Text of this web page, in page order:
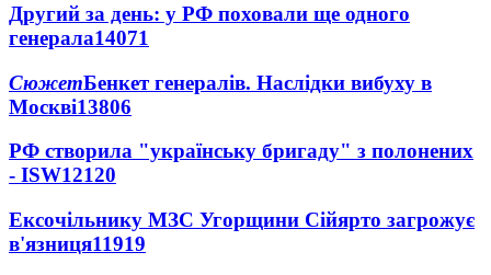
Другий за день: у РФ поховали ще одного
генерала14071
СюжетБенкет генералів. Наслідки вибуху в
Москві13806
РФ створила "українську бригаду" з полонених
- ISW12120
Ексочільнику МЗС Угорщини Сійярто загрожує
в'язниця11919